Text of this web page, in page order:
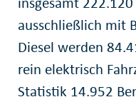
ausschließlich mit
Diesel werden
rein elektrisch
Statistik 14.952